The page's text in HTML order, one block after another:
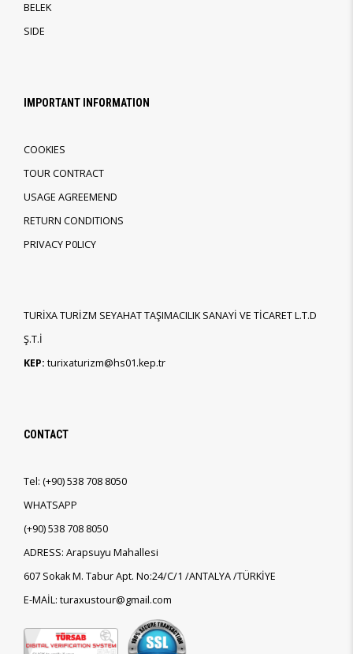
BELEK
SIDE
IMPORTANT INFORMATION
COOKIES
TOUR CONTRACT
USAGE AGREEMEND
RETURN CONDITIONS
PRIVACY P0LICY
TURİXA TURİZM SEYAHAT TAŞIMACILIK SANAYİ VE TİCARET L.T.D
Ş.T.İ
KEP: turixaturizm@hs01.kep.tr
CONTACT
Tel: (+90)538 708 8050
WHATSAPP
(+90)538 708 8050
ADRESS: Arapsuyu Mahallesi
607 Sokak M. Tabur Apt. No:24/C/1 /ANTALYA /TÜRKİYE
E-MAİL: turaxustour@gmail.com